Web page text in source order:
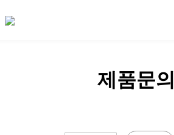
제품문의